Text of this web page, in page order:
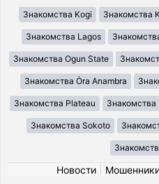
Знакомства Kogi Знакомства
Знакомства Lagos
Знакомства Ogun State
Знакомства Ȯra Anambra
Знакомства Plateau Знакомства
Знакомства Sokoto
Новости|